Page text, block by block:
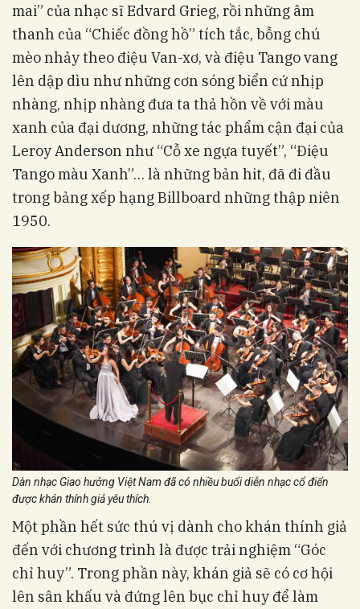
mai” của nhạc sĩ Edvard Grieg, rồi những âm
thanh của “Chiếc đồng hồ” tích tắc, bỗng chú
mèo nhảy theo điệu Van-xơ, và điệu Tango vang
lên dập dìu như những cơn sóng biển cứ nhịp
nhàng, nhịp nhàng đưa ta thả hồn về với màu
xanh của đại dương, những tác phẩm cận đại của
Leroy Anderson như “Cỗ xe ngựa tuyết”, “Điệu
Tango màu Xanh”… là những bản hit, đã đi đầu
trong bảng xếp hạng Billboard những thập niên
1950.
Dàn nhạc Giao hưởng Việt Nam đã có nhiều buổi diễn nhạc cổ điển
được khán thính giả yêu thích.
Một phần hết sức thú vị dành cho khán thính giả
đến với chương trình là được trải nghiệm “Góc
chỉ huy”. Trong phần này, khán giả sẽ có cơ hội
lên sân khấu và đứng lên bục chỉ huy để làm